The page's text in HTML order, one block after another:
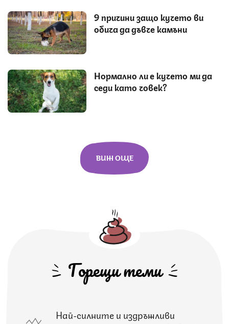
9 причини защо кучето ви
обича да дъвче камъни
Нормално ли е кучето ми да
седи като човек?
ВИЖ ОЩЕ
Горещи теми
Най-силните и издръжливи